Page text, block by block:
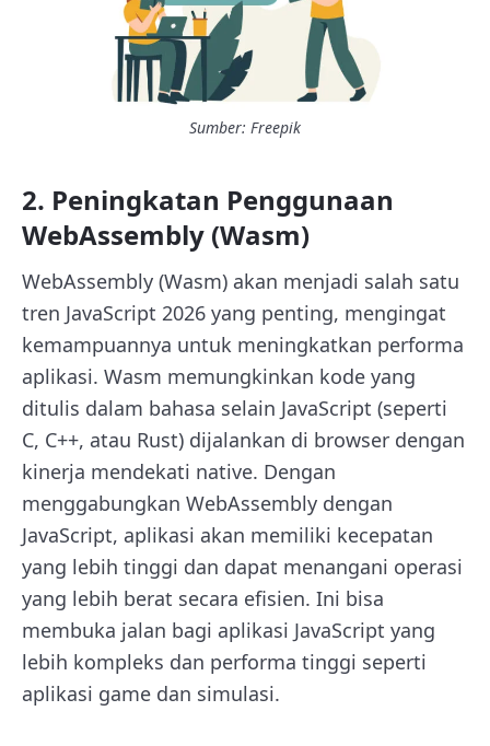
Sumber: Freepik
2. Peningkatan Penggunaan
WebAssembly (Wasm)
WebAssembly (Wasm) akan menjadi salah satu
tren JavaScript 2026 yang penting, mengingat
kemampuannya untuk meningkatkan performa
aplikasi. Wasm memungkinkan kode yang
ditulis dalam bahasa selain JavaScript (seperti
C, C++, atau Rust) dijalankan di browser dengan
kinerja mendekati native. Dengan
menggabungkan WebAssembly dengan
JavaScript, aplikasi akan memiliki kecepatan
yang lebih tinggi dan dapat menangani operasi
yang lebih berat secara efisien. Ini bisa
membuka jalan bagi aplikasi JavaScript yang
lebih kompleks dan performa tinggi seperti
aplikasi game dan simulasi.